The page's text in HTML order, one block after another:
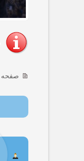
صفحه 44 از 62